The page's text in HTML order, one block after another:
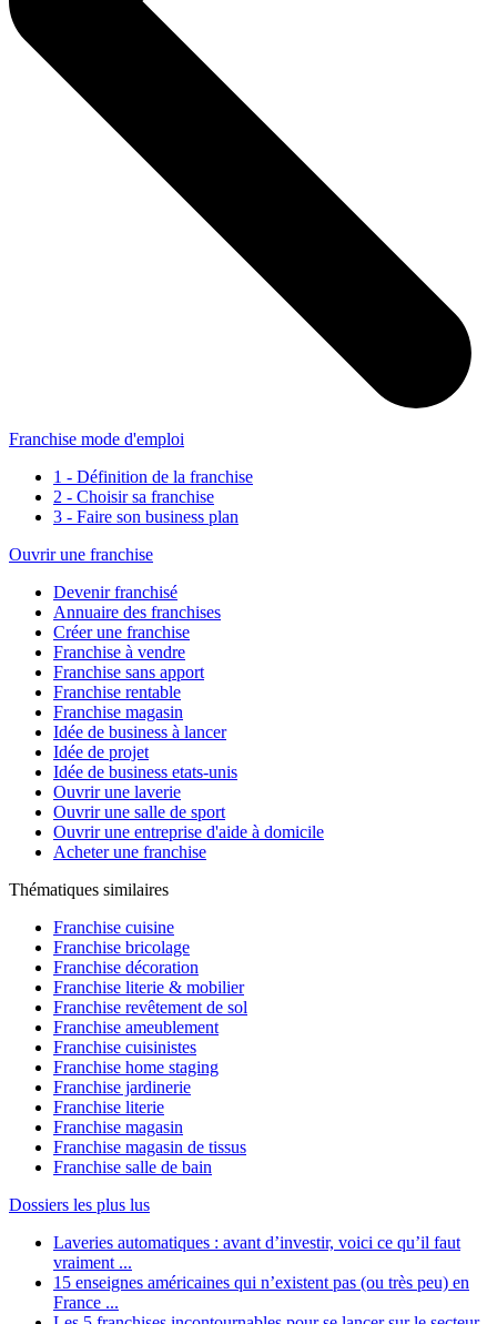
Franchise mode d'emploi
1 - Définition de la franchise
2 - Choisir sa franchise
3 - Faire son business plan
Ouvrir une franchise
Devenir franchisé
Annuaire des franchises
Créer une franchise
Franchise à vendre
Franchise sans apport
Franchise rentable
Franchise magasin
Idée de business à lancer
Idée de projet
Idée de business etats-unis
Ouvrir une laverie
Ouvrir une salle de sport
Ouvrir une entreprise d'aide à domicile
Acheter une franchise
Thématiques similaires
Franchise cuisine
Franchise bricolage
Franchise décoration
Franchise literie & mobilier
Franchise revêtement de sol
Franchise ameublement
Franchise cuisinistes
Franchise home staging
Franchise jardinerie
Franchise literie
Franchise magasin
Franchise magasin de tissus
Franchise salle de bain
Dossiers les plus lus
Laveries automatiques : avant d’investir, voici ce qu’il faut
vraiment ...
15 enseignes américaines qui n’existent pas (ou très peu) en
France ...